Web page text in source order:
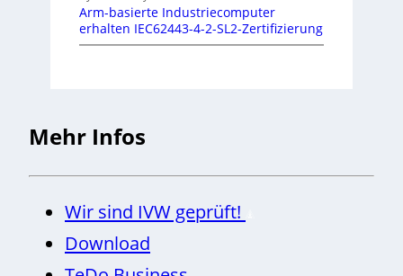
Arm-basierte Industriecomputer
erhalten IEC62443-4-2-SL2-Zertifizierung
Mehr Infos
Wir sind IVW geprüft!
Download